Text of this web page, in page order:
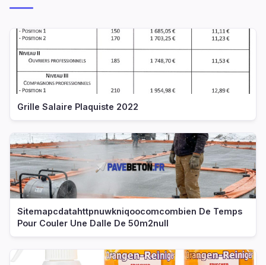
Grille Salaire Plaquiste 2022
Sitemapcdatahttpnuwkniqoocomcombien De Temps
Pour Couler Une Dalle De 50m2null